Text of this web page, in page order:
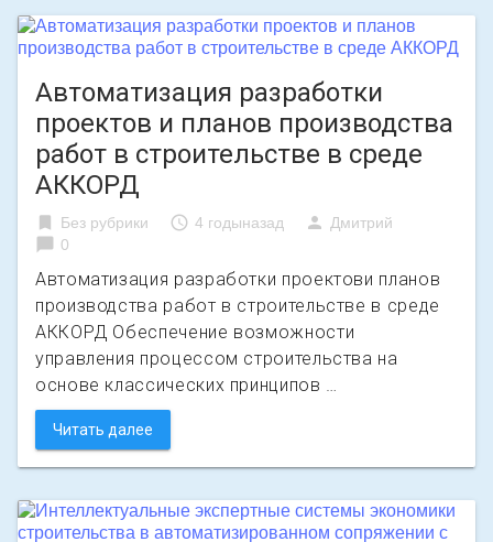
Автоматизация разработки
проектов и планов производства
работ в строительстве в среде
АККОРД
bookmark Без рубрики access_time 4 годыназад person Дмитрий
chat_bubble 0
Автоматизация разработки проектови планов
производства работ в строительстве в среде
АККОРД Обеспечение возможности
управления процессом строительства на
основе классических принципов …
Читать далее